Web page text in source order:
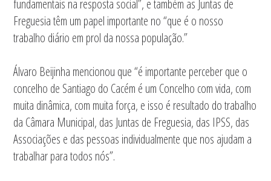
fundamentais na resposta social”, e também as Juntas de
Freguesia têm um papel importante no “que é o nosso
trabalho diário em prol da nossa população.”
Álvaro Beijinha mencionou que “é importante perceber que o
concelho de Santiago do Cacém é um Concelho com vida, com
muita dinâmica, com muita força, e isso é resultado do trabalho
da Câmara Municipal, das Juntas de Freguesia, das IPSS, das
Associações e das pessoas individualmente que nos ajudam a
trabalhar para todos nós”.